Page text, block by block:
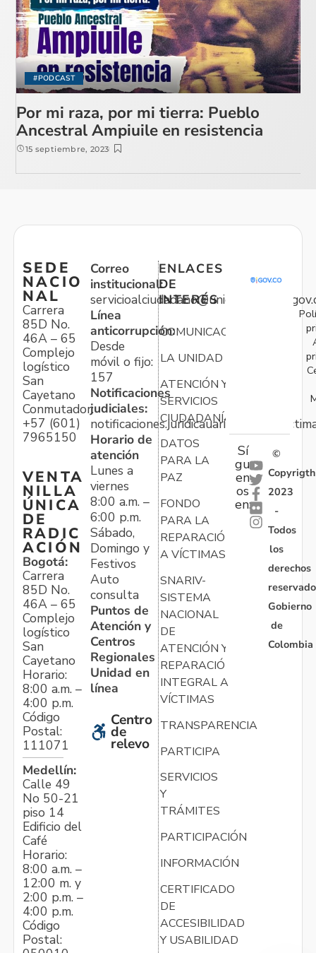
#PODCAST
Por mi raza, por mi tierra: Pueblo
Ancestral Ampiuile en resistencia
15 septiembre, 2023
SEDE
NACIO
NAL
Carrera
85D No.
46A – 65
Complejo
logístico
San
Cayetano
Conmutador:
+57 (601)
7965150
VENTA
NILLA
ÚNICA
DE
RADIC
ACIÓN
Bogotá:
Carrera
85D No.
46A – 65
Complejo
logístico
San
Cayetano
Horario:
8:00 a.m. –
4:00 p.m.
Código
Postal:
111071
Medellín:
Calle 49
No 50-21
piso 14
Edificio del
Café
Horario:
8:00 a.m. –
12:00 m. y
2:00 p.m. –
4:00 p.m.
Código
Postal:
Correo
institucional:
Línea
anticorrupción:
Desde
móvil o fijo:
157
Notificaciones
judiciales:
Horario de
atención
Lunes a
viernes
8:00 a.m. –
6:00 p.m.
Sábado,
Domingo y
Festivos
Auto
consulta
Puntos de
Atención y
Centros
Regionales
Unidad en
línea
Centro
de
relevo
ENLACES
DE
INTERÉS
COMUNICACIONES
LA UNIDAD
ATENCIÓN Y
SERVICIOS
CIUDADANÍA
DATOS
PARA LA
PAZ
FONDO
PARA LA
REPARACIÓN
A VÍCTIMAS
SNARIV-
SISTEMA
NACIONAL
DE
ATENCIÓN Y
REPARACIÓN
INTEGRAL A
VÍCTIMAS
TRANSPARENCIA
PARTICIPA
SERVICIOS
Y
TRÁMITES
PARTICIPACIÓN
INFORMACIÓN
CERTIFICADO
DE
ACCESIBILIDAD
Y USABILIDAD
Sí
gu
en
os
en:
©
Copyrigth
2023
-
Todos
los
derechos
Gobierno
de
Colombia